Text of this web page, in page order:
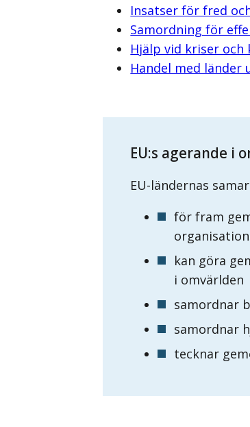
Insatser för fred
Samordning för
Hjälp vid kriser
Handel med länder
EU:s agerande i
EU-ländernas
för fram
kan göra
i omvärlden
samordnar
samordnar
tecknar